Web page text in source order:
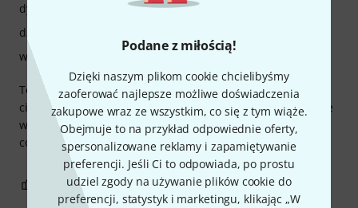
Podane z miłością!
Dzięki naszym plikom cookie chcielibyśmy
zaoferować najlepsze możliwe doświadczenia
zakupowe wraz ze wszystkim, co się z tym wiąże.
Obejmuje to na przykład odpowiednie oferty,
spersonalizowane reklamy i zapamiętywanie
preferencji. Jeśli Ci to odpowiada, po prostu
udziel zgody na używanie plików cookie do
preferencji, statystyk i marketingu, klikając „W
To moja ulubiona marka już od czterech lat. Zapewniają
ciemne brzmienie, bogate w harmoniczne i bardzo stabilne
w wysokim paśmie. Są trwałe, nawet jeśli dotykasz ich
codziennie.
dynamika
dźwięk
wykończenie
0 ZGŁOŚ NADUŻYCIE